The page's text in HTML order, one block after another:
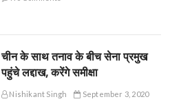
चीन के साथ तनाव के बीच सेना प्रमुख
पहुंचे लद्दाख, करेंगे समीक्षा
Nishikant Singh
September 3, 2020